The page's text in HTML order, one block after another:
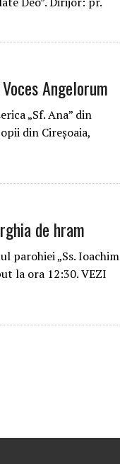
Angelorum
„Sf. Ana” din
din Cireșoaia,
de hram
parohiei „Ss. Ioachim
la ora 12:30. VEZI